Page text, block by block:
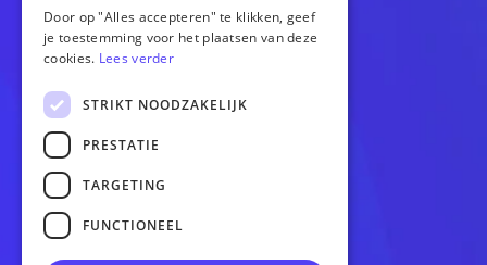
6546BB Nijmegen
OPTIES
Website
Webshop
Versnellen
Gratis homepagina
Door op "Alles accepteren" te klikken, geef
je toestemming voor het plaatsen van deze
cookies. Lees verder
STRIKT NOODZAKELIJK
PRESTATIE
TARGETING
FUNCTIONEEL